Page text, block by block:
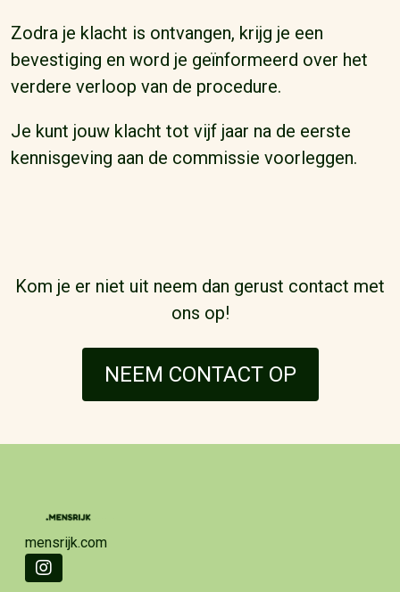
Zodra je klacht is ontvangen, krijg je een
bevestiging en word je geïnformeerd over het
verdere verloop van de procedure.
Je kunt jouw klacht tot vijf jaar na de eerste
kennisgeving aan de commissie voorleggen.
Kom je er niet uit neem dan gerust contact met
ons op!
NEEM CONTACT OP
mensrijk.com